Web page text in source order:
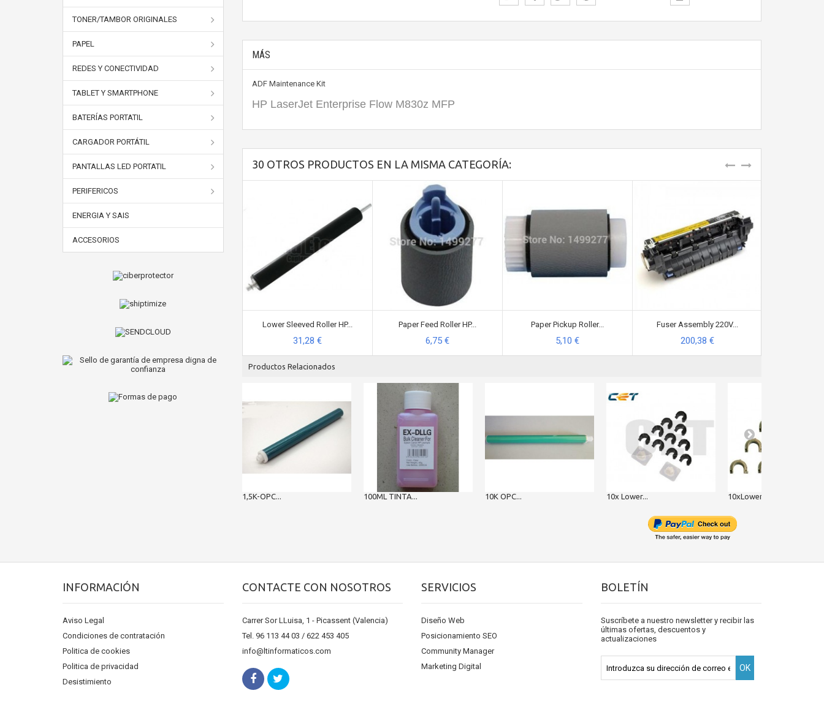
TONER/TAMBOR ORIGINALES
PAPEL
REDES Y CONECTIVIDAD
TABLET Y SMARTPHONE
BATERÍAS PORTATIL
CARGADOR PORTÁTIL
PANTALLAS LED PORTATIL
PERIFERICOS
ENERGIA Y SAIS
ACCESORIOS
MÁS
ADF Maintenance Kit
HP LaserJet Enterprise Flow M830z MFP
30 OTROS PRODUCTOS EN LA MISMA CATEGORÍA:
Lower Sleeved Roller HP...
31,28 €
Paper Feed Roller HP...
6,75 €
Paper Pickup Roller...
5,10 €
Fuser Assembly 220V...
200,38 €
Productos Relacionados
1,5K-OPC... 100ML TINTA... 10K OPC... 10x Lower... 10xLower...
INFORMACIÓN
Aviso Legal
Condiciones de contratación
Politica de cookies
Politica de privacidad
Desistimiento
CONTACTE CON NOSOTROS
Carrer Sor LLuisa, 1 - Picassent (Valencia)
Tel. 96 113 44 03 / 622 453 405
info@ltinformaticos.com
SERVICIOS
Diseño Web
Posicionamiento SEO
Community Manager
Marketing Digital
BOLETÍN
Suscríbete a nuestro newsletter y recibir las
últimas ofertas, descuentos y
actualizaciones
OK